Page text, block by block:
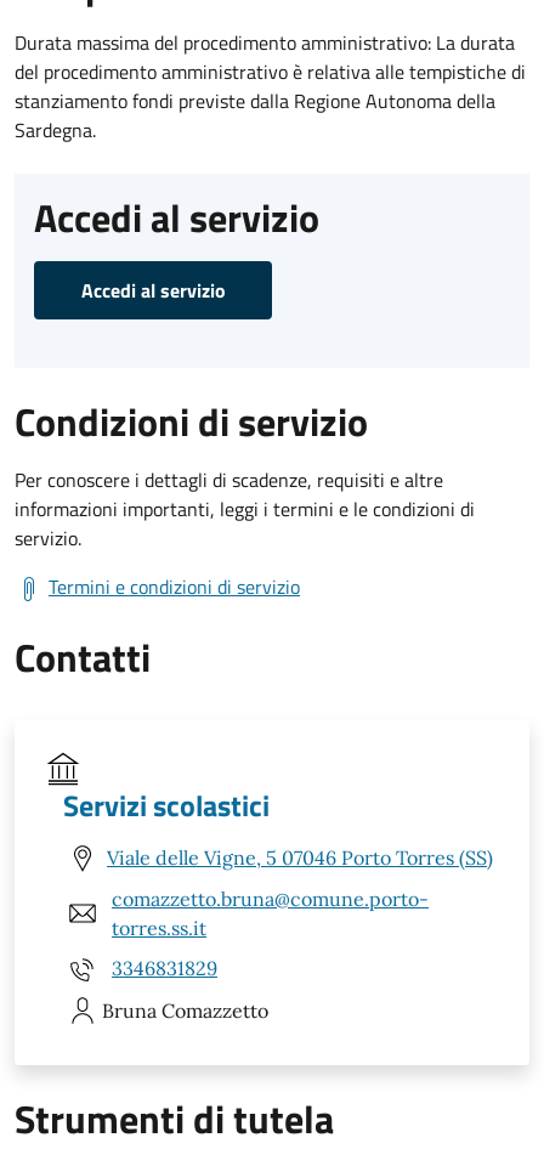
Durata massima del procedimento amministrativo: La durata
del procedimento amministrativo è relativa alle tempistiche di
stanziamento fondi previste dalla Regione Autonoma della
Sardegna.
Accedi al servizio
Accedi al servizio
Condizioni di servizio
Per conoscere i dettagli di scadenze, requisiti e altre
informazioni importanti, leggi i termini e le condizioni di
servizio.
Termini e condizioni di servizio
Contatti
Servizi scolastici
Viale delle Vigne, 5 07046 Porto Torres (SS)
comazzetto.bruna@comune.porto-
torres.ss.it
3346831829
Bruna Comazzetto
Strumenti di tutela